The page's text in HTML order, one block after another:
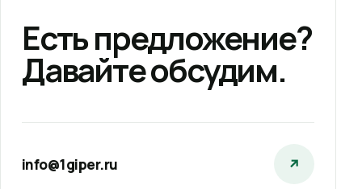
Есть предложение?
Давайте обсудим.
info@1giper.ru ↗